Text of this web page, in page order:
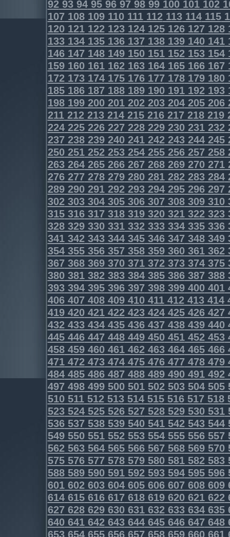
9293949596979899100101102
107108109110111112113114115
120121122123124125126127128
133134135136137138139140141
146147148149150151152153154
159160161162163164165166167
172173174175176177178179180
185186187188189190191192193
198199200201202203204205206
211212213214215216217218219
224225226227228229230231232
237238239240241242243244245
250251252253254255256257258
263264265266267268269270271
276277278279280281282283284
289290291292293294295296297
302303304305306307308309310
315316317318319320321322323
328329330331332333334335336
341342343344345346347348349
354355356357358359360361362
367368369370371372373374375
380381382383384385386387388
393394395396397398399400401
406407408409410411412413414
419420421422423424425426427
432433434435436437438439440
445446447448449450451452453
458459460461462463464465466
471472473474475476477478479
484485486487488489490491492
497498499500501502503504505
510511512513514515516517518
523524525526527528529530531
536537538539540541542543544
549550551552553554555556557
562563564565566567568569570
575576577578579580581582583
588589590591592593594595596
601602603604605606607608609
614615616617618619620621622
627628629630631632633634635
640641642643644645646647648
653654655656657658659660661